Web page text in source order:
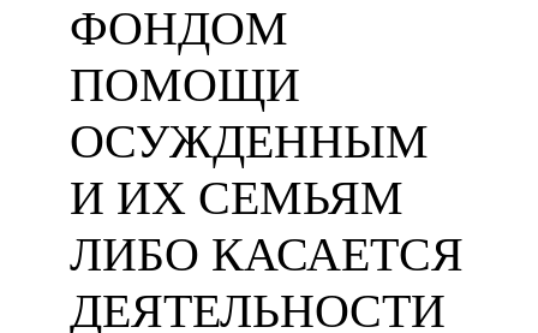
ФОНДОМ
ПОМОЩИ
ОСУЖДЕННЫМ
И ИХ СЕМЬЯМ
ЛИБО КАСАЕТСЯ
ДЕЯТЕЛЬНОСТИ